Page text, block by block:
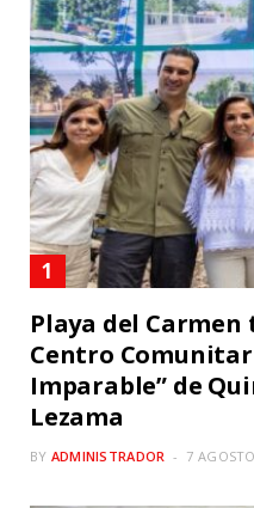
Playa del
Centro
Imparable” de
Lezama
BY ADMINISTRADOR 7